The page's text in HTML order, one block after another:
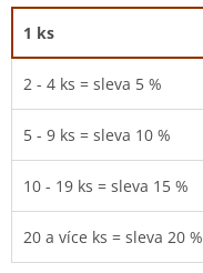
1 ks
2 - 4 ks = sleva 5 %
5 - 9 ks = sleva 10 %
10 - 19 ks = sleva 15 %
20 a více ks = sleva 20 %